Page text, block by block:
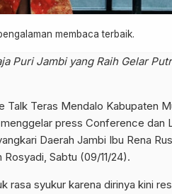
membaca terbaik.
Puri Jambi yang Raih Gelar
Talk Teras Mendalo Kabupaten
press Conference dan
Daerah Jambi Ibu Rena
Sabtu (09/11/24).
syukur karena dirinya kini